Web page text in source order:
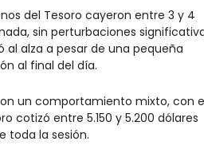
del Tesoro cayeron entre 3 y 4
sin perturbaciones
al alza a pesar de una pequeña
al final del día.
un comportamiento mixto, con
cotizó entre 5.150 y 5.200 dólares
toda la sesión.